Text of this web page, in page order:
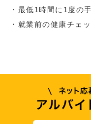
・最低1時間に1度の
・就業前の健康チェ